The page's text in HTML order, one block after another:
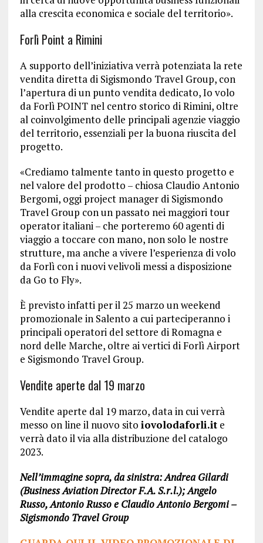
alla crescita economica e sociale del territorio».
Forlì Point a Rimini
A supporto dell’iniziativa verrà potenziata la rete
vendita diretta di Sigismondo Travel Group, con
l’apertura di un punto vendita dedicato, Io volo
da Forlì POINT nel centro storico di Rimini, oltre
al coinvolgimento delle principali agenzie viaggio
del territorio, essenziali per la buona riuscita del
progetto.
«Crediamo talmente tanto in questo progetto e
nel valore del prodotto – chiosa Claudio Antonio
Bergomi, oggi project manager di Sigismondo
Travel Group con un passato nei maggiori tour
operator italiani – che porteremo 60 agenti di
viaggio a toccare con mano, non solo le nostre
strutture, ma anche a vivere l’esperienza di volo
da Forlì con i nuovi velivoli messi a disposizione
da Go to Fly».
È previsto infatti per il 25 marzo un weekend
promozionale in Salento a cui parteciperanno i
principali operatori del settore di Romagna e
nord delle Marche, oltre ai vertici di Forlì Airport
e Sigismondo Travel Group.
Vendite aperte dal 19 marzo
Vendite aperte dal 19 marzo, data in cui verrà
messo on line il nuovo sito iovolodaforli.ite
verrà dato il via alla distribuzione del catalogo
2023.
Nell’immagine sopra, da sinistra: Andrea Gilardi
(Business Aviation Director F.A. S.r.l.); Angelo
Russo, Antonio Russo e Claudio Antonio Bergomi –
Sigismondo Travel Group